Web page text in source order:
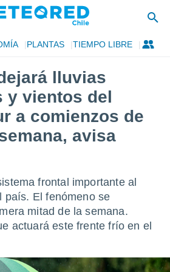
PLANTAS TIEMPO LIBRE
lluvias
y vientos del
a comienzos de
avisa
frontal importante al
país. El fenómeno se
mitad de la semana.
actuará este frente frío en el